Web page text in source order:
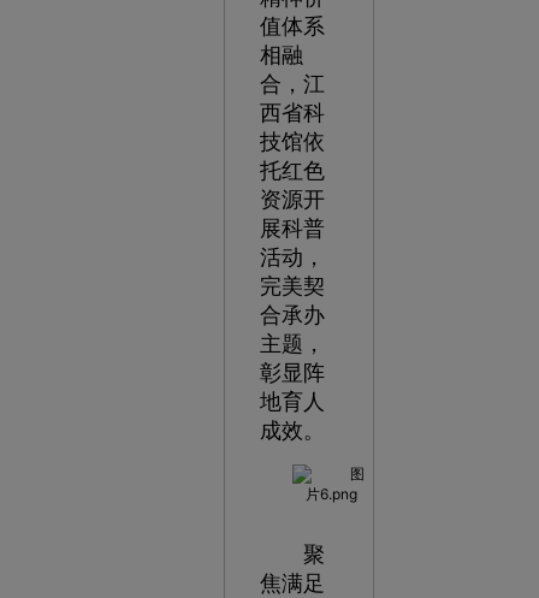
值体系
相融
合，江
西省科
技馆依
托红色
资源开
展科普
活动，
完美契
合承办
主题，
彰显阵
地育人
成效。
聚
焦满足